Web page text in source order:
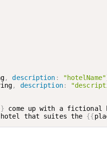
, description : "hotelName"
, description:
} come up with a fictional
that suites the {{